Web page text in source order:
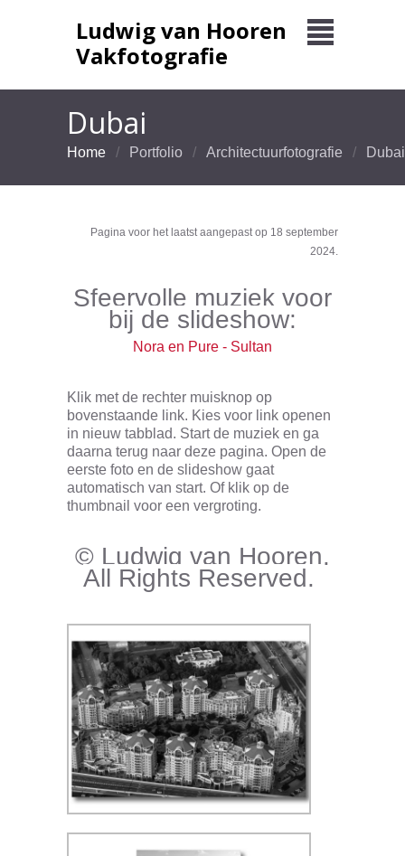
Ludwig van Hooren
Vakfotografie
Dubai
Home Portfolio Architectuurfotografie Dubai
Pagina voor het laatst aangepast op 18 september
2024.
Sfeervolle muziek voor
bij de slideshow:
Nora en Pure - Sultan
Klik met de rechter muisknop op
bovenstaande link. Kies voor link openen
in nieuw tabblad. Start de muziek en ga
daarna terug naar deze pagina. Open de
eerste foto en de slideshow gaat
automatisch van start. Of klik op de
thumbnail voor een vergroting.
© Ludwig van Hooren.
All Rights Reserved.